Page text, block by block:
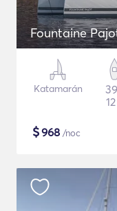
Fountaine
Katamarán
$968 /noc